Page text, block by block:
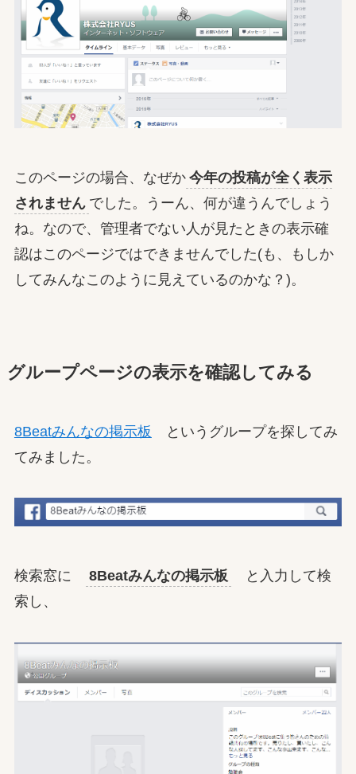
このページの場合、なぜか 今年の投稿が全く表示
されません でした。うーん、何が違うんでしょう
ね。なので、管理者でない人が見たときの表示確
認はこのページではできませんでした(も、もしか
してみんなこのように見えているのかな？)。
グループページの表示を確認してみる
8Beatみんなの掲示板 というグループを探してみ
てみました。
検索窓に 8Beatみんなの掲示板
と入力して検
索し、